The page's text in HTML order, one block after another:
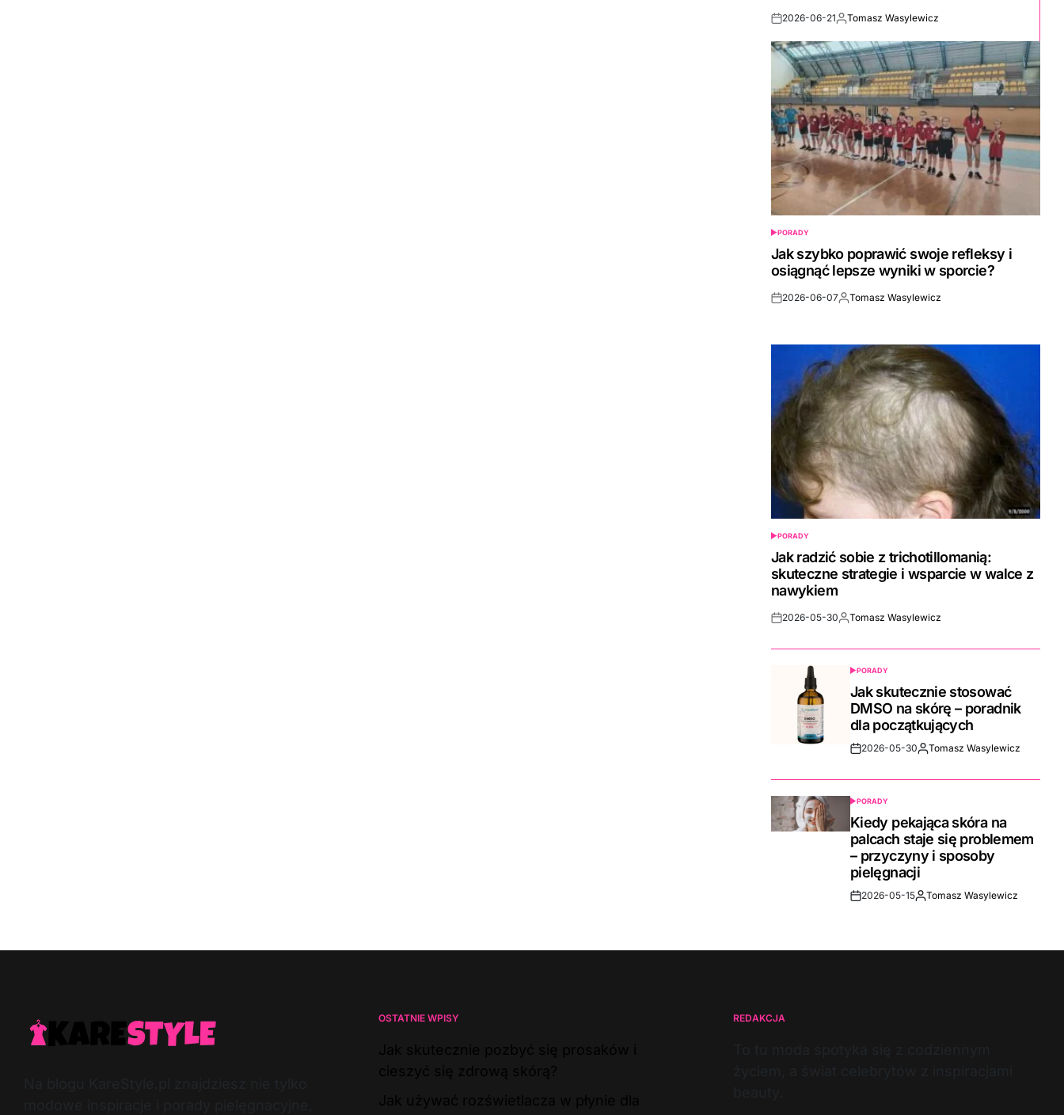
Post2026-06-21By:Tomasz Wasylewicz
POSTED
IN
PORADY
Jak szybko poprawić swoje refleksy i
osiągnąć lepsze wyniki w sporcie?
Post2026-06-07By:Tomasz Wasylewicz
POSTED
IN
PORADY
Jak radzić sobie z trichotillomanią:
skuteczne strategie i wsparcie w walce z
nawykiem
Post2026-05-30By:Tomasz Wasylewicz
POSTED
IN
PORADY
Jak skutecznie stosować
DMSO na skórę – poradnik
dla początkujących
Post2026-05-30By:Tomasz Wasylewicz
POSTED
IN
PORADY
Kiedy pekająca skóra na
palcach staje się problemem
– przyczyny i sposoby
pielęgnacji
Post2026-05-15By:Tomasz Wasylewicz
OSTATNIE WPISY REDAKCJA